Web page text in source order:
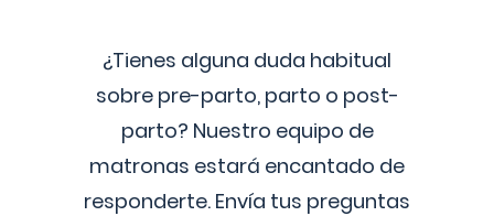
¿Tienes alguna duda habitual
sobre pre-parto, parto o post-
parto? Nuestro equipo de
matronas estará encantado de
responderte. Envía tus preguntas